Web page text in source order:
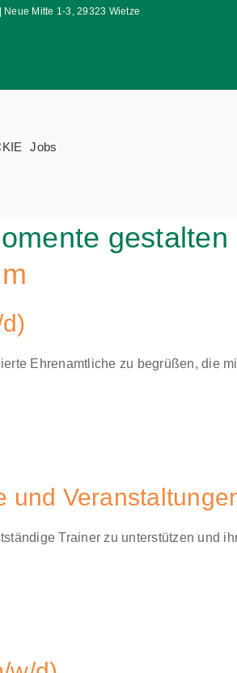
Mitte 1-3, 29323 Wietze
Jobs
gestalten
Ehrenamtliche zu begrüßen, die
und
Trainer zu unterstützen und